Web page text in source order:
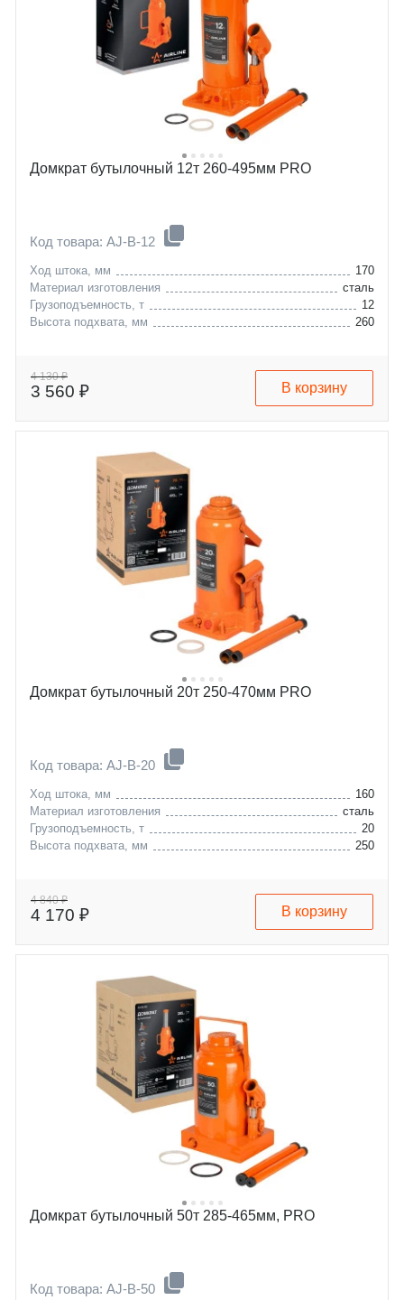
Домкрат бутылочный 12т 260-495мм PRO
Код товара: AJ-B-12
Ход штока, мм
170
Материал изготовления
сталь
Грузоподъемность, т
12
Высота подхвата, мм
260
4 130 ₽
3 560 ₽ В корзину
Домкрат бутылочный 20т 250-470мм PRO
Код товара: AJ-B-20
Ход штока, мм
160
Материал изготовления
сталь
Грузоподъемность, т
20
Высота подхвата, мм
250
4 840 ₽
4 170 ₽ В корзину
Домкрат бутылочный 50т 285-465мм, PRO
Код товара: AJ-B-50